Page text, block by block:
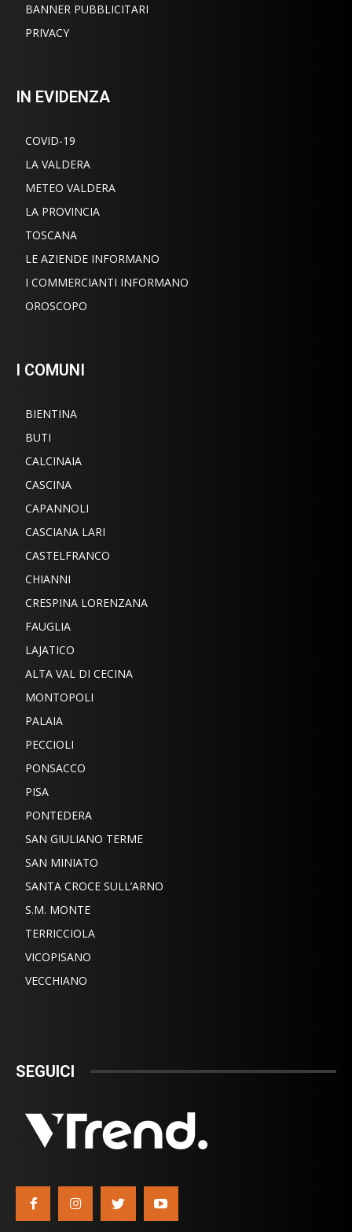
BANNER PUBBLICITARI
PRIVACY
IN EVIDENZA
COVID-19
LA VALDERA
METEO VALDERA
LA PROVINCIA
TOSCANA
LE AZIENDE INFORMANO
I COMMERCIANTI INFORMANO
OROSCOPO
I COMUNI
BIENTINA
BUTI
CALCINAIA
CASCINA
CAPANNOLI
CASCIANA LARI
CASTELFRANCO
CHIANNI
CRESPINA LORENZANA
FAUGLIA
LAJATICO
ALTA VAL DI CECINA
MONTOPOLI
PALAIA
PECCIOLI
PONSACCO
PISA
PONTEDERA
SAN GIULIANO TERME
SAN MINIATO
SANTA CROCE SULL’ARNO
S.M. MONTE
TERRICCIOLA
VICOPISANO
VECCHIANO
SEGUICI